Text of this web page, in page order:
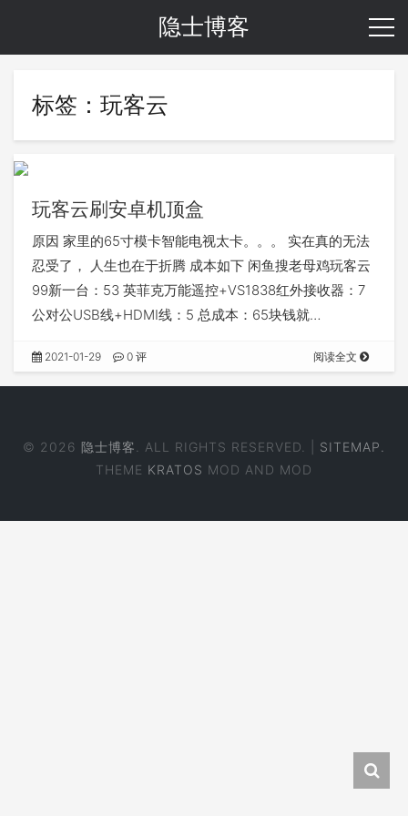
隐士博客
标签：玩客云
玩客云刷安卓机顶盒
原因 家里的65寸模卡智能电视太卡。。。 实在真的无法
忍受了， 人生也在于折腾 成本如下 闲鱼搜老母鸡玩客云
99新一台：53 英菲克万能遥控+VS1838红外接收器：7
公对公USB线+HDMI线：5 总成本：65块钱就…
2021-01-29 0 评 阅读全文
© 2026 隐士博客 . ALL RIGHTS RESERVED. | SITEMAP.
THEME KRATOS MOD AND MOD